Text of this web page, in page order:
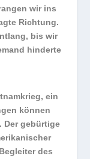
wir ins
Richtung.
bis wir
hinderte
ein
können
Der gebürtige
des